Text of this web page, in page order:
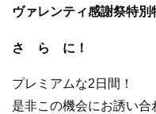
ヴァレンティ感謝祭特別
さ ら に！
プレミアムな2日間！
是非この機会にお誘い